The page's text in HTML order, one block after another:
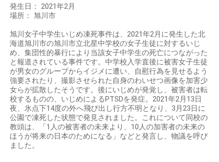
発生日： 2021年2月
場所： 旭川市
旭川女子中学生いじめ凍死事件は、2021年2月に発生した北
海道旭川市の旭川市立北星中学校の女子生徒に対するいじ
め、集団性的暴行により当該女子中学生の死亡につながった
と報道されている事件です。中学校入学直後に被害女子生徒
が男女のグループからイジメに遭い、自慰行為を見せるよう
強要されたり、撮影させられた自身のわいせつ画像を加害少
女らが拡散したそうです。後にいじめが発覚し、被害者は転
校するものの、いじめによるPTSDを発症。2021年2月13日
夜、氷点下14度の外へ飛び出し行方不明となり、3月23日に
公園で凍死した状態で発見されました。これについて同校の
教頭は、「1人の被害者の未来より、10人の加害者の未来の
ほうが将来の日本のためになる」などと発言し、物議を呼び
ました。